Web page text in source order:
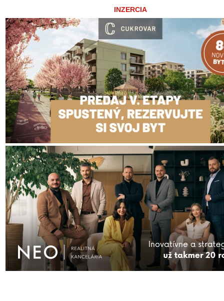
INZERCIA